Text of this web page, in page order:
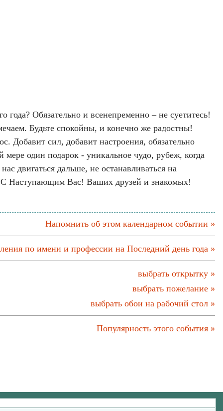
Обязательно и всенепременно – не суетитесь!
Будьте спокойны, и конечно же радостны!
Добавит сил, добавит настроения, обязательно
один подарок - уникальное чудо, рубеж, когда
двигаться дальше, не останавливаться на
С Наступающим Вас! Ваших друзей и знакомых!
Напомнить об этом календарном событии »
по имени и профессии на Последний день года »
выбрать открытку »
выбрать пожелание »
выбрать обои на рабочий стол »
Популярность этого события »